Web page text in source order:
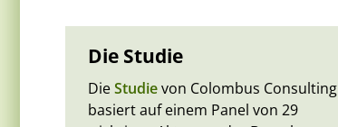
Die Studie
DieStudievon Colombus Consulting
basiert auf einem Panel von 29